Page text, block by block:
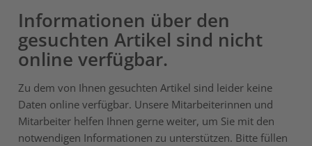
Informationen über den
gesuchten Artikel sind nicht
online verfügbar.
Zu dem von Ihnen gesuchten Artikel sind leider keine
Daten online verfügbar. Unsere Mitarbeiterinnen und
Mitarbeiter helfen Ihnen gerne weiter, um Sie mit den
notwendigen Informationen zu unterstützen. Bitte füllen